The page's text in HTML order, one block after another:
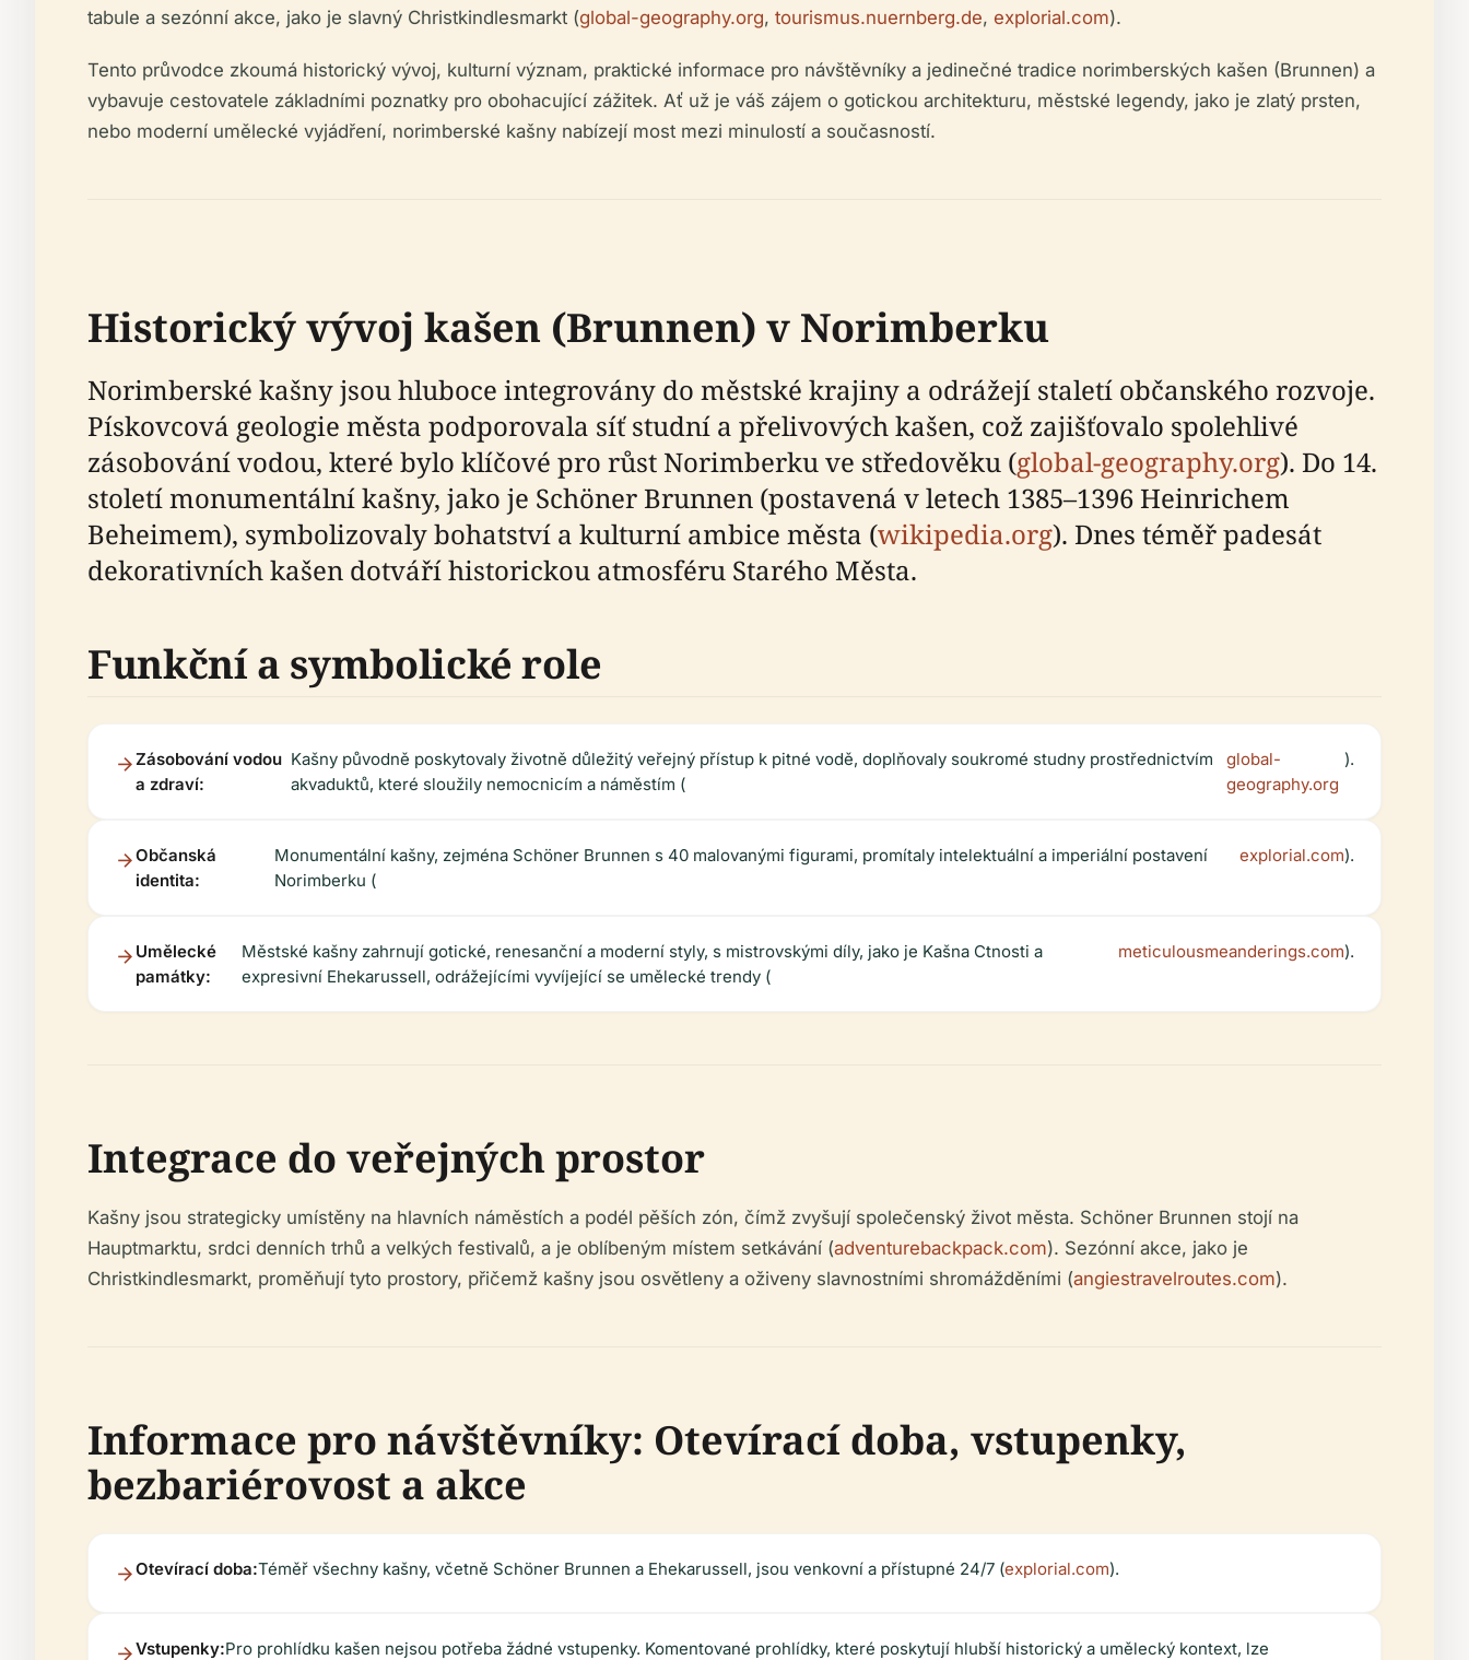
tabule a sezónní akce, jako je slavný Christkindlesmarkt (global-geography.org, tourismus.nuernberg.de, explorial.com).
Tento průvodce zkoumá historický vývoj, kulturní význam, praktické informace pro návštěvníky a jedinečné tradice norimberských kašen (Brunnen) a
vybavuje cestovatele základními poznatky pro obohacující zážitek. Ať už je váš zájem o gotickou architekturu, městské legendy, jako je zlatý prsten,
nebo moderní umělecké vyjádření, norimberské kašny nabízejí most mezi minulostí a současností.
Historický vývoj kašen (Brunnen) v Norimberku
Norimberské kašny jsou hluboce integrovány do městské krajiny a odrážejí staletí občanského rozvoje.
Pískovcová geologie města podporovala síť studní a přelivových kašen, což zajišťovalo spolehlivé
zásobování vodou, které bylo klíčové pro růst Norimberku ve středověku (global-geography.org). Do 14.
století monumentální kašny, jako je Schöner Brunnen (postavená v letech 1385–1396 Heinrichem
Beheimem), symbolizovaly bohatství a kulturní ambice města (wikipedia.org). Dnes téměř padesát
dekorativních kašen dotváří historickou atmosféru Starého Města.
Funkční a symbolické role
Zásobování vodou
a zdraví:
Kašny původně poskytovaly životně důležitý veřejný přístup k pitné vodě, doplňovaly soukromé studny prostřednictvím
akvaduktů, které sloužily nemocnicím a náměstím (
global-
geography.org
).
Občanská
identita:
Monumentální kašny, zejména Schöner Brunnen s 40 malovanými figurami, promítaly intelektuální a imperiální postavení
Norimberku (
explorial.com).
Umělecké
památky:
Městské kašny zahrnují gotické, renesanční a moderní styly, s mistrovskými díly, jako je Kašna Ctnosti a
expresivní Ehekarussell, odrážejícími vyvíjející se umělecké trendy (
meticulousmeanderings.com).
Integrace do veřejných prostor
Kašny jsou strategicky umístěny na hlavních náměstích a podél pěších zón, čímž zvyšují společenský život města. Schöner Brunnen stojí na
Hauptmarktu, srdci denních trhů a velkých festivalů, a je oblíbeným místem setkávání (adventurebackpack.com). Sezónní akce, jako je
Christkindlesmarkt, proměňují tyto prostory, přičemž kašny jsou osvětleny a oživeny slavnostními shromážděními (angiestravelroutes.com).
Informace pro návštěvníky: Otevírací doba, vstupenky,
bezbariérovost a akce
Otevírací doba:Téměř všechny kašny, včetně Schöner Brunnen a Ehekarussell, jsou venkovní a přístupné 24/7 (explorial.com).
Vstupenky:Pro prohlídku kašen nejsou potřeba žádné vstupenky. Komentované prohlídky, které poskytují hlubší historický a umělecký kontext, lze